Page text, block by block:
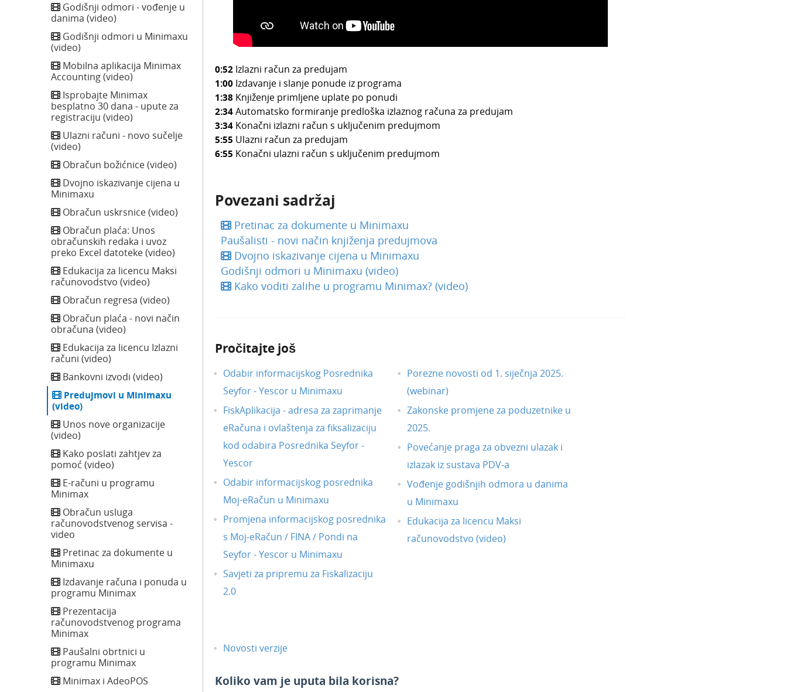
Godišnji odmori - vođenje u
danima (video)
Godišnji odmori u Minimaxu
(video)
Mobilna aplikacija Minimax
Accounting (video)
Isprobajte Minimax
besplatno 30 dana - upute za
registraciju (video)
Ulazni računi - novo sučelje
(video)
Obračun božićnice (video)
Dvojno iskazivanje cijena u
Minimaxu
Obračun uskrsnice (video)
Obračun plaća: Unos
obračunskih redaka i uvoz
preko Excel datoteke (video)
Edukacija za licencu Maksi
računovodstvo (video)
Obračun regresa (video)
Obračun plaća - novi način
obračuna (video)
Edukacija za licencu Izlazni
računi (video)
Bankovni izvodi (video)
Predujmovi u Minimaxu
(video)
Unos nove organizacije
(video)
Kako poslati zahtjev za
pomoć (video)
E-računi u programu
Minimax
Obračun usluga
računovodstvenog servisa -
video
Pretinac za dokumente u
Minimaxu
Izdavanje računa i ponuda u
programu Minimax
Prezentacija
računovodstvenog programa
Minimax
Paušalni obrtnici u
programu Minimax
Minimax i AdeoPOS
0:52 Izlazni račun za predujam
1:00 Izdavanje i slanje ponude iz programa
1:38 Knjiženje primljene uplate po ponudi
2:34Automatsko formiranje predloška izlaznog računa za predujam
3:34 Konačni izlazni račun s uključenim predujmom
5:55 Ulazni račun za predujam
6:55 Konačni ulazni račun s uključenim predujmom
Povezani sadržaj
Pretinac za dokumente u Minimaxu
Paušalisti - novi način knjiženja predujmova
Dvojno iskazivanje cijena u Minimaxu
Godišnji odmori u Minimaxu (video)
Kako voditi zalihe u programu Minimax? (video)
Pročitajte još
Odabir informacijskog Posrednika
Seyfor - Yescor u Minimaxu
FiskAplikacija - adresa za zaprimanje
eRačuna i ovlaštenja za fiksalizaciju
kod odabira Posrednika Seyfor -
Yescor
Odabir informacijskog posrednika
Moj-eRačun u Minimaxu
Promjena informacijskog posrednika
s Moj-eRačun / FINA / Pondi na
Seyfor - Yescor u Minimaxu
Savjeti za pripremu za Fiskalizaciju
2.0
Novosti verzije
Porezne novosti od 1. siječnja 2025.
(webinar)
Zakonske promjene za poduzetnike u
2025.
Povećanje praga za obvezni ulazak i
izlazak iz sustava PDV-a
Vođenje godišnjih odmora u danima
u Minimaxu
Edukacija za licencu Maksi
računovodstvo (video)
Koliko vam je uputa bila korisna?